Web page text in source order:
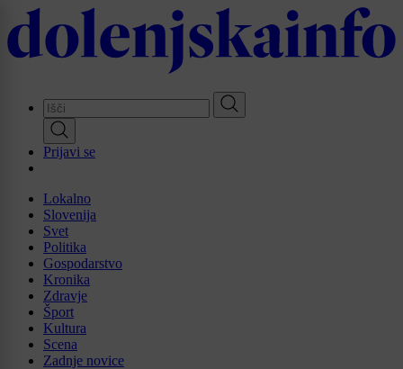
Skip
to
main
Prijavi se
Lokalno
Slovenija
Svet
Politika
Gospodarstvo
Kronika
Zdravje
Šport
Kultura
Scena
Zadnje novice